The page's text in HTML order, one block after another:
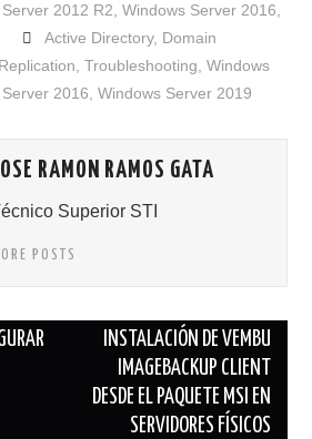
2012 R2,Windows Server 2016,
Active Directory, Domain
Replication,Troubleshooting,Windows
2016,Windows Server 2019
RAMON RAMOS GATA
Superior STI
POSTS
INSTALACIÓN DE VEMBU
IMAGEBACKUP CLIENT
DESDE EL PAQUETE MSI EN
SERVIDORES FÍSICOS